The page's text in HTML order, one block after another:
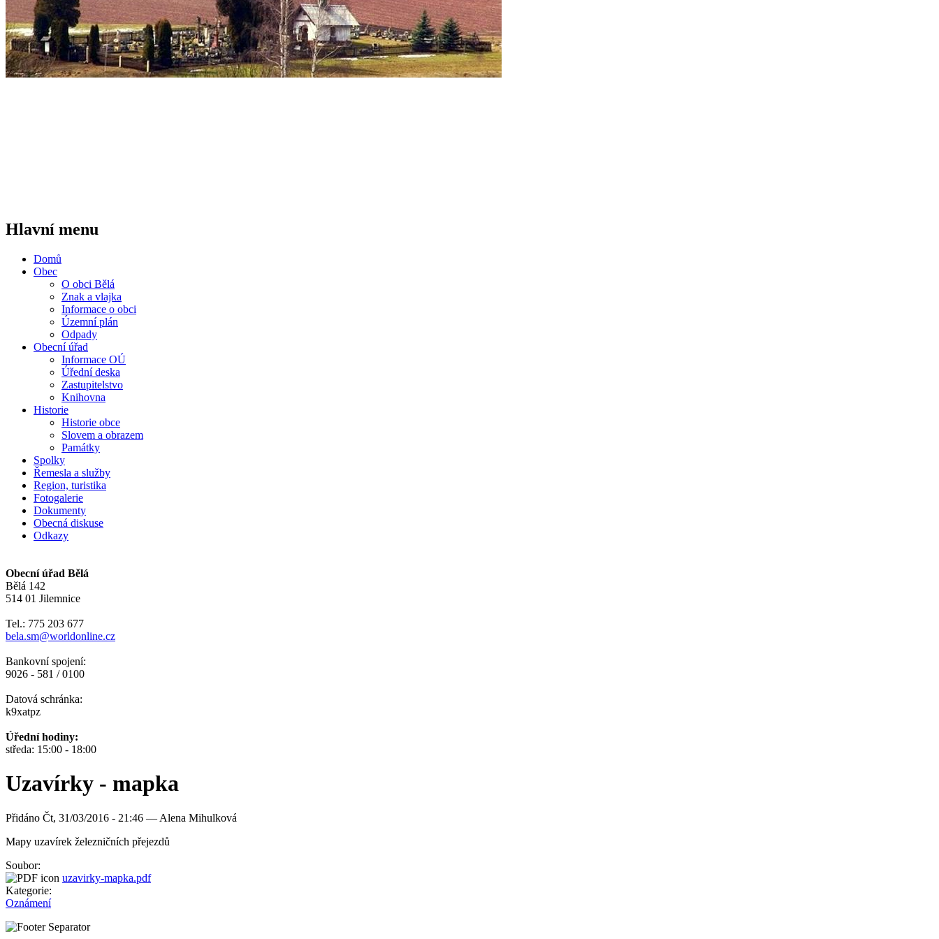
Hlavní menu
Domů
Obec
O obci Bělá
Znak a vlajka
Informace o obci
Územní plán
Odpady
Obecní úřad
Informace OÚ
Úřední deska
Zastupitelstvo
Knihovna
Historie
Historie obce
Slovem a obrazem
Památky
Spolky
Řemesla a služby
Region, turistika
Fotogalerie
Dokumenty
Obecná diskuse
Odkazy
Obecní úřad Bělá
Bělá 142
514 01 Jilemnice
Tel.: 775 203 677
bela.sm@worldonline.cz
Bankovní spojení:
9026 - 581 / 0100
Datová schránka:
k9xatpz
Úřední hodiny:
středa: 15:00 - 18:00
Uzavírky - mapka
Přidáno Čt, 31/03/2016 - 21:46 — Alena Mihulková
Mapy uzavírek železničních přejezdů
Soubor:
uzavirky-mapka.pdf
Kategorie:
Oznámení